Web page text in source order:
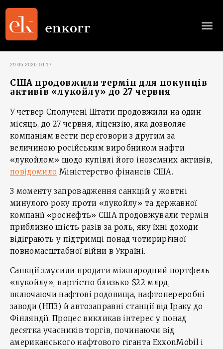
29.05.2026 10:17
США продовжили термін для покупців
активів «лукойлу» до 27 червня
У четвер Сполучені Штати продовжили на один
місяць, до 27 червня, ліцензію, яка дозволяє
компаніям вести переговори з другим за
величиною російським виробником нафти
«лукойлом» щодо купівлі його іноземних активів,
повідомило Міністерство фінансів США.
З моменту запровадження санкцій у жовтні
минулого року проти «лукойлу» та державної
компанії «роснєфть» США продовжували термін
приблизно шість разів за роль, яку їхні доходи
відіграють у підтримці понад чотирирічної
повномасштабної війни в Україні.
Санкції змусили продати міжнародний портфель
«лукойлу», вартістю близько $22 млрд,
включаючи нафтові родовища, нафтопереробні
заводи (НПЗ) й автозаправні станції від Іраку до
Фінляндії. Процес викликав інтерес у понад
десятка учасників торгів, починаючи від
американського нафтового гіганта ExxonMobil і